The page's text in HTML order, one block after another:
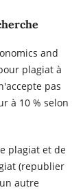
and
plagiat à
pas
à 10 % selon
plagiat et de
(republier
autre